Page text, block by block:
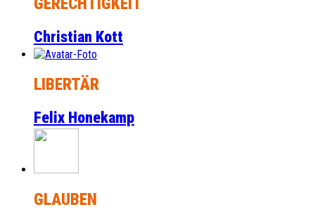
Christian Kott
LIBERTÄR
Felix Honekamp
GLAUBEN